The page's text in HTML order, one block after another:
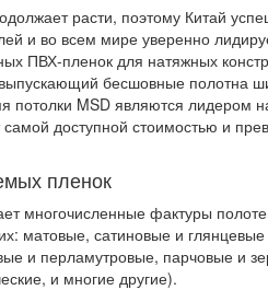
расти, поэтому Китай
и во всем мире уверенно
ПВХ-пленок для натяжных
бесшовные полотна
потолки MSD являются лидером
самой доступной стоимостью и
пленок
многочисленные фактуры
матовые, сатиновые и
и перламутровые, парчовые и
и многие другие).